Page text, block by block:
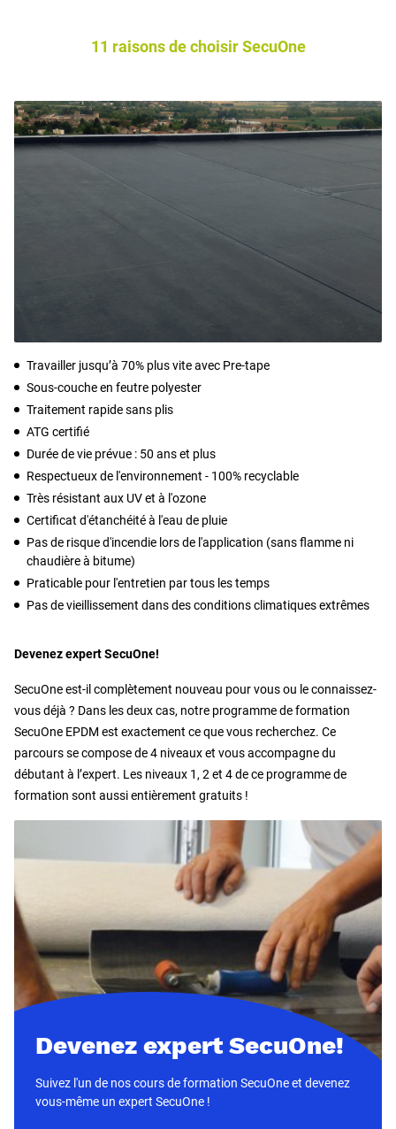
11 raisons de choisir SecuOne
Travailler jusqu’à 70% plus vite avec Pre-tape
Sous-couche en feutre polyester
Traitement rapide sans plis
ATG certifié
Durée de vie prévue : 50 ans et plus
Respectueux de l'environnement - 100% recyclable
Très résistant aux UV et à l'ozone
Certificat d'étanchéité à l'eau de pluie
Pas de risque d'incendie lors de l'application (sans flamme ni
chaudière à bitume)
Praticable pour l'entretien par tous les temps
Pas de vieillissement dans des conditions climatiques extrêmes
Devenez expert SecuOne!
SecuOne est-il complètement nouveau pour vous ou le connaissez-
vous déjà ? Dans les deux cas, notre programme de formation
SecuOne EPDM est exactement ce que vous recherchez. Ce
parcours se compose de 4 niveaux et vous accompagne du
débutant à l’expert. Les niveaux 1, 2 et 4 de ce programme de
formation sont aussi entièrement gratuits !
Devenez expert SecuOne!
Suivez l'un de nos cours de formation SecuOne et devenez
vous-même un expert SecuOne !